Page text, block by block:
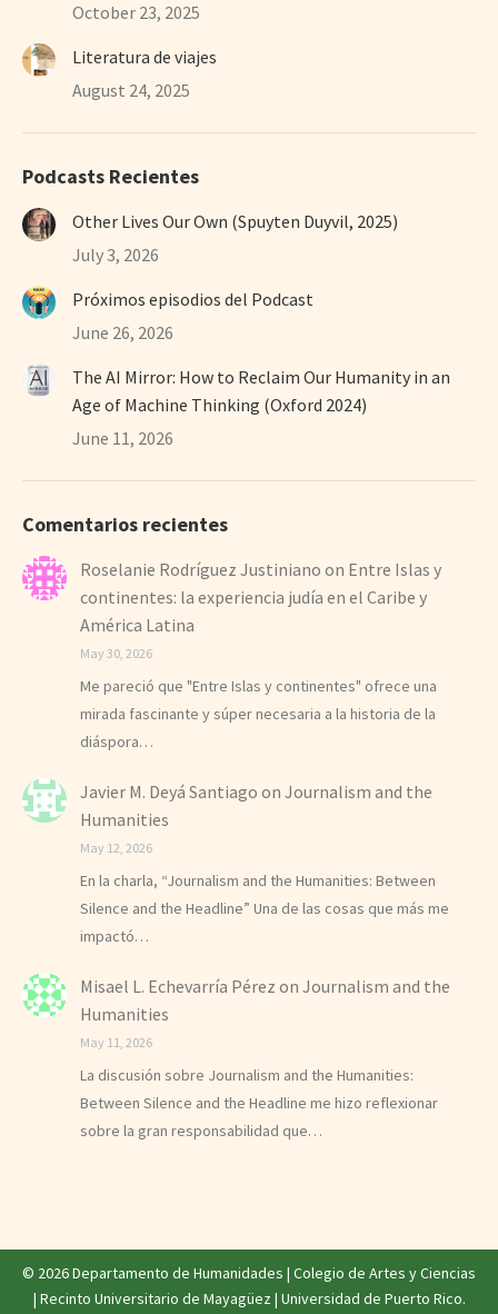
October 23, 2025
Literatura de viajes
August 24, 2025
Podcasts Recientes
Other Lives Our Own (Spuyten Duyvil, 2025)
July 3, 2026
Próximos episodios del Podcast
June 26, 2026
The AI Mirror: How to Reclaim Our Humanity in an
Age of Machine Thinking (Oxford 2024)
June 11, 2026
Comentarios recientes
Roselanie Rodríguez Justiniano on Entre Islas y
continentes: la experiencia judía en el Caribe y
América Latina
May 30, 2026
Me pareció que "Entre Islas y continentes" ofrece una
mirada fascinante y súper necesaria a la historia de la
diáspora…
Javier M. Deyá Santiago on Journalism and the
Humanities
May 12, 2026
En la charla, “Journalism and the Humanities: Between
Silence and the Headline” Una de las cosas que más me
impactó…
Misael L. Echevarría Pérez on Journalism and the
Humanities
May 11, 2026
La discusión sobre Journalism and the Humanities:
Between Silence and the Headline me hizo reflexionar
sobre la gran responsabilidad que…
© 2026 Departamento de Humanidades | Colegio de Artes y Ciencias
| Recinto Universitario de Mayagüez| Universidad de Puerto Rico.